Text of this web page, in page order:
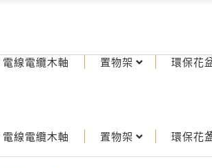
電線電纜木軸 置物架 環保花
電線電纜木軸 置物架 環保花